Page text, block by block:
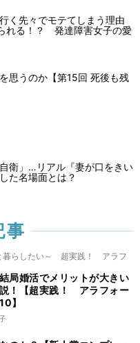
く先々でモテてしまう理由
れる！？ 発達障害女子の愛
思うのか【第15回 死後も残
衛」…リアル『妻が口をきい
た名場面とは？
事
暮らしたい～ 超実践！ アラフ
局婚活でメリットが大きい
！【超実践！ アラフォー
】